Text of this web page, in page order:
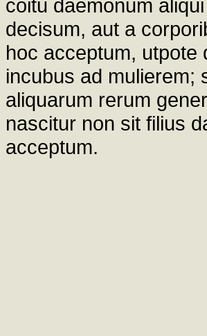
coitu daemonum
decisum, aut a
hoc acceptum, utpote
incubus ad mulierem;
aliquarum rerum
nascitur non sit filius
acceptum.